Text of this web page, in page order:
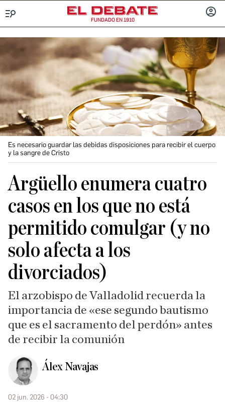
FUNDADO EN 1910
Es necesario guardar las debidas disposiciones para recibir el cuerpo
y la sangre de Cristo
Argüello enumera cuatro
casos en los que no está
permitido comulgar (y no
solo afecta a los
divorciados)
El arzobispo de Valladolid recuerda la
importancia de «ese segundo bautismo
que es el sacramento del perdón» antes
de recibir la comunión
Álex Navajas
02 jun. 2026 - 04:30